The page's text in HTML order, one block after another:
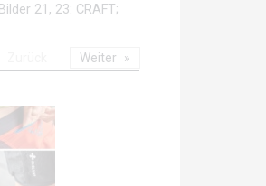
21, 23: CRAFT;
Weiter